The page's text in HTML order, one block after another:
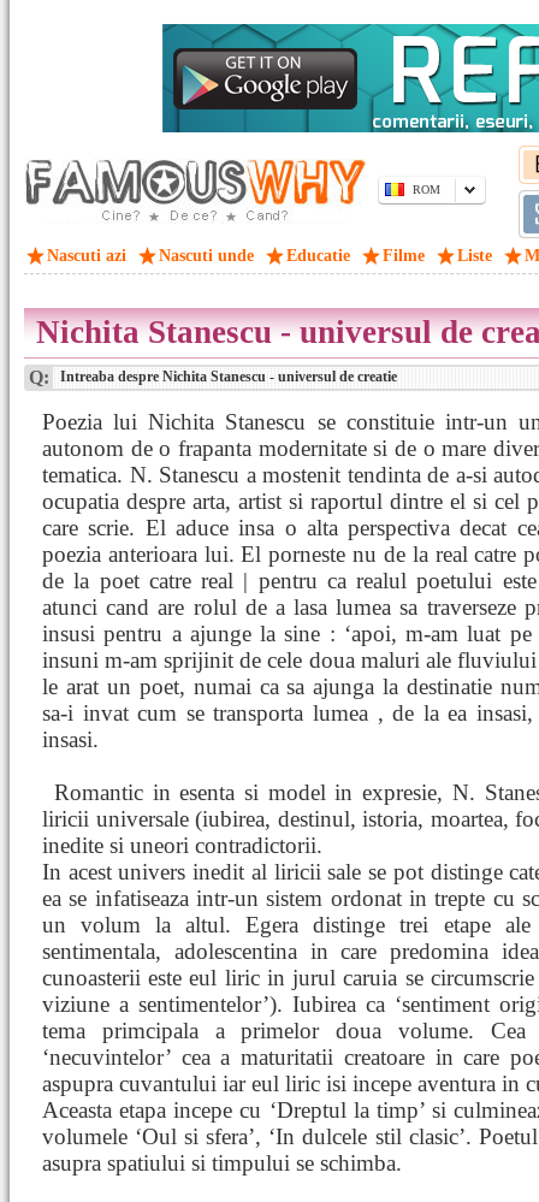
ROM
Nascuti azi Nascuti unde Educatie Filme Liste
Nichita Stanescu - universul de
Q: Intreaba despre Nichita Stanescu - universul de creatie
Poezia lui Nichita Stanescu se constituie intr-un
autonom de o frapanta modernitate si de o mare
tematica. N. Stanescu a mostenit tendinta de a-si
ocupatia despre arta, artist si raportul dintre el si cel
care scrie. El aduce insa o alta perspectiva decat
poezia anterioara lui. El porneste nu de la real catre
de la poet catre real | pentru ca realul poetului
atunci cand are rolul de a lasa lumea sa traverseze
insusi pentru a ajunge la sine : ‘apoi, m-am luat pe
insuni m-am sprijinit de cele doua maluri ale fluviului
le arat un poet, numai ca sa ajunga la destinatie
sa-i invat cum se transporta lumea , de la ea insasi,
insasi.
Romantic in esenta si model in expresie, N.
liricii universale (iubirea, destinul, istoria, moartea,
inedite si uneori contradictorii.
In acest univers inedit al liricii sale se pot distinge
ea se infatiseaza intr-un sistem ordonat in trepte cu
un volum la altul. Egera distinge trei etape
sentimentala, adolescentina in care predomina
cunoasterii este eul liric in jurul caruia se circumscrie
viziune a sentimentelor’). Iubirea ca ‘sentiment
tema primcipala a primelor doua volume.
‘necuvintelor’ cea a maturitatii creatoare in care
aspupra cuvantului iar eul liric isi incepe aventura in
Aceasta etapa incepe cu ‘Dreptul la timp’ si
volumele ‘Oul si sfera’, ‘In dulcele stil clasic’.
asupra spatiului si timpului se schimba.